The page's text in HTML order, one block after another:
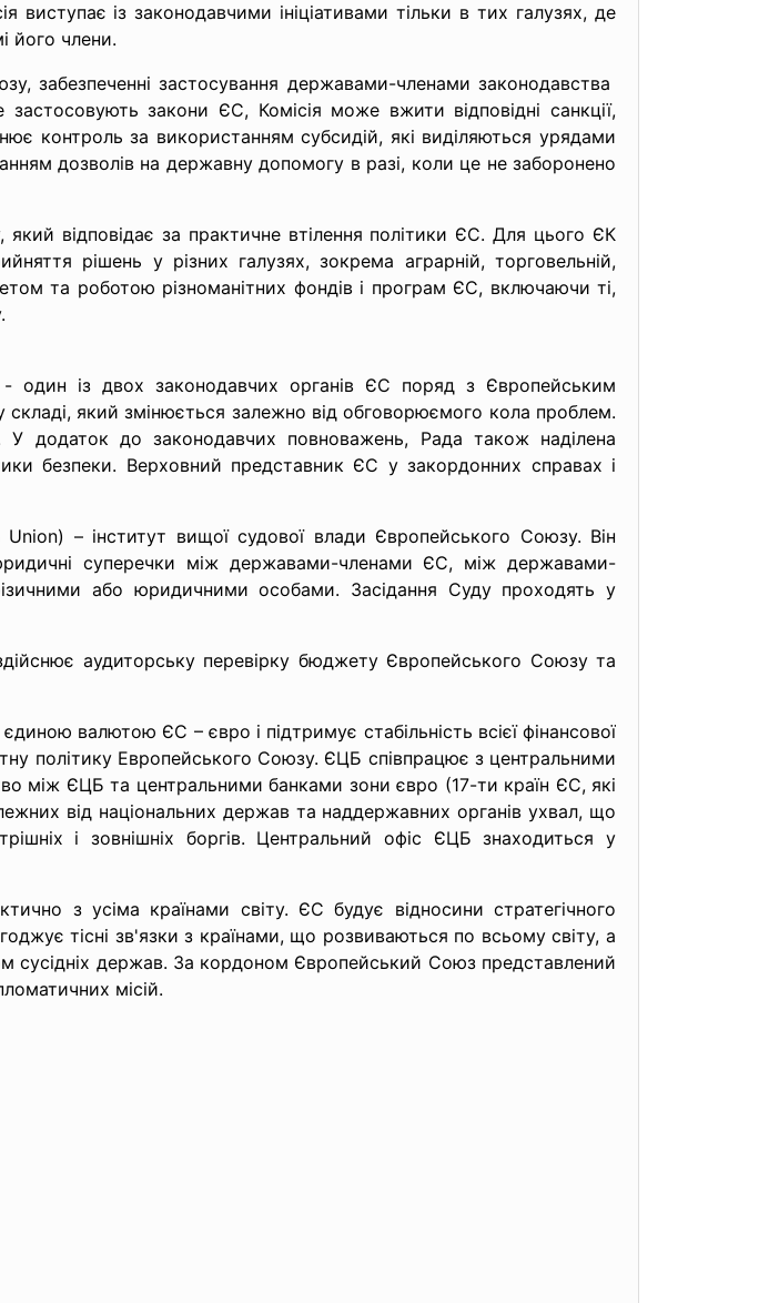
із законодавчими ініціативами тільки в тих галузях, де
його члени.
забезпеченні застосування державами-членами законодавства
закони ЄС, Комісія може вжити відповідні санкції,
контроль за використанням субсидій, які виділяються урядами
дозволів на державну допомогу в разі, коли це не заборонено
відповідає за практичне втілення політики ЄС. Для цього ЄК
рішень у різних галузях, зокрема аграрній, торговельній,
та роботою різноманітних фондів і програм ЄС, включаючи ті,
із двох законодавчих органів ЄС поряд з Європейським
складі, який змінюється залежно від обговорюємого кола проблем.
до законодавчих повноважень, Рада також наділена
безпеки. Верховний представник ЄС у закордонних справах і
– інститут вищої судової влади Європейського Союзу. Він
суперечки між державами-членами ЄС, між державами-
або юридичними особами. Засідання Суду проходять у
аудиторську перевірку бюджету Європейського Cоюзу та
валютою ЄС – євро і підтримує стабільність всієї фінансової
політику Европейського Союзу. ЄЦБ співпрацює з центральними
між ЄЦБ та центральними банками зони євро (17-ти країн ЄС, які
від національних держав та наддержавних органів ухвал, що
і зовнішніх боргів. Центральний офіс ЄЦБ знаходиться у
з усіма країнами світу. ЄС будує відносини стратегічного
тісні зв'язки з країнами, що розвиваються по всьому світу, а
сусідніх держав. За кордоном Європейський Союз представлений
місій.